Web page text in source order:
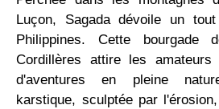
Luçon, Sagada dévoile un
Philippines. Cette
Cordillères attire les amateurs
d'aventures en pleine
karstique, sculptée par